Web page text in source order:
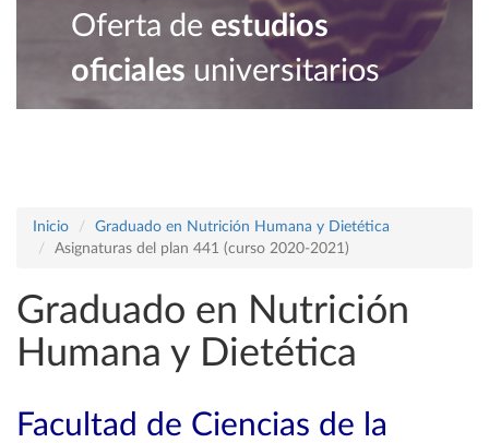
Oferta de estudios
oficiales universitarios
Inicio
Graduado en Nutrición Humana y Dietética
Asignaturas del plan 441 (curso 2020-2021)
Graduado en Nutrición
Humana y Dietética
Facultad de Ciencias de la